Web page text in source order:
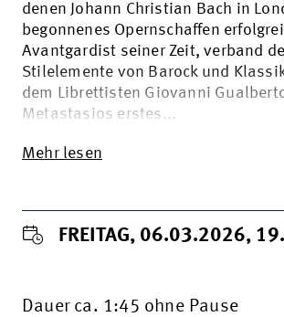
denen Johann Christian Bach in
begonnenes Opernschaffen
Avantgardist seiner Zeit, verband
Stilelemente von Barock und
dem Librettisten Giovanni
Metastasios erstes...
Mehr lesen
FREITAG, 06.03.2026,
Dauer ca. 1:45 ohne Pause